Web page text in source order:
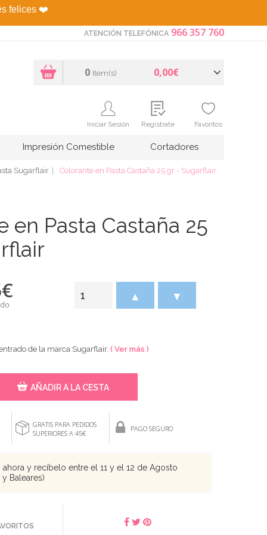
felices ❤️
ATENCIÓN TELEFÓNICA 966 357 760
0 Item(s) 0,00€
Iniciar Sesión Regístrate Favoritos
Impresión Comestible Cortadores
Sugarflair Colorante en Pasta Castaña 25 gr - Sugarflair
en Pasta Castaña 25
€ ▲ ▼
de la marca Sugarflair. ( Ver más )
AÑADIR A LA CESTA
GRATIS PARA PEDIDOS
SUPERIORES A 45€
PAGO SEGURO
y recíbelo entre el 11 y el 12 de Agosto
Baleares)